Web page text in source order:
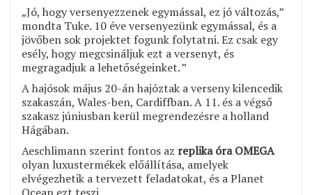
„Jó, hogy versenyezzenek egymással, ez jó változás,”
mondta Tuke. 10 éve versenyezünk egymással, és a
jövőben sok projektet fogunk folytatni. Ez csak egy
esély, hogy megcsináljuk ezt a versenyt, és
megragadjuk a lehetőségeinket. ”
A hajósok május 20-án hajóztak a verseny kilencedik
szakaszán, Wales-ben, Cardiffban. A 11. és a végső
szakasz júniusban kerül megrendezésre a holland
Hágában.
Aeschlimann szerint fontos az replika óra OMEGA
olyan luxustermékek előállítása, amelyek
elvégezhetik a tervezett feladatokat, és a Planet